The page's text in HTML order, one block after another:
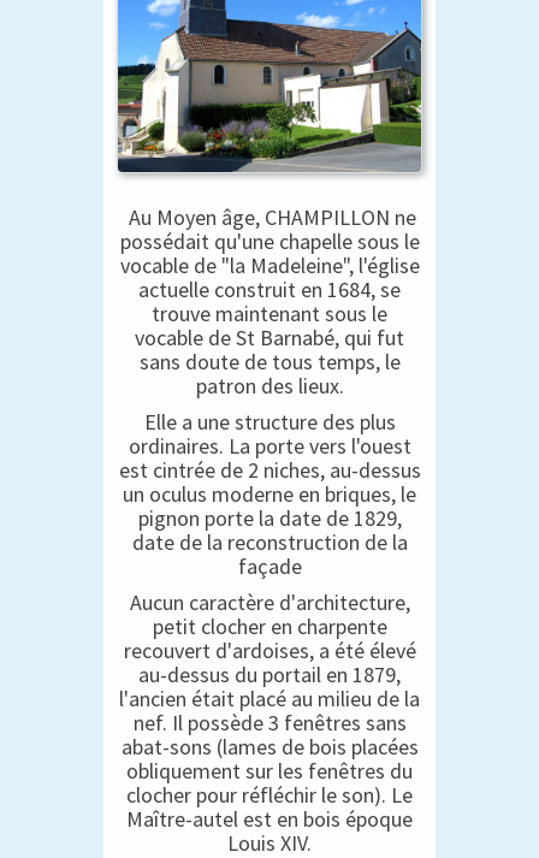
Au Moyen âge, CHAMPILLON ne
possédait qu'une chapelle sous le
vocable de "la Madeleine", l'église
actuelle construit en 1684, se
trouve maintenant sous le
vocable de St Barnabé, qui fut
sans doute de tous temps, le
patron des lieux.
Elle a une structure des plus
ordinaires. La porte vers l'ouest
est cintrée de 2 niches, au-dessus
un oculus moderne en briques, le
pignon porte la date de 1829,
date de la reconstruction de la
façade
Aucun caractère d'architecture,
petit clocher en charpente
recouvert d'ardoises, a été élevé
au-dessus du portail en 1879,
l'ancien était placé au milieu de la
nef. Il possède 3 fenêtres sans
abat-sons (lames de bois placées
obliquement sur les fenêtres du
clocher pour réfléchir le son). Le
Maître-autel est en bois époque
Louis XIV.